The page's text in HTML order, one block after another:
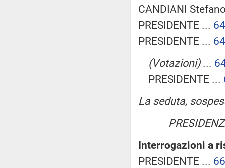
CANDIANI
PRESIDENTE ... 64
PRESIDENTE ... 64
(Votazioni)...
PRESIDENTE ...
La seduta,
Interrogazioni a
PRESIDENTE ... 66